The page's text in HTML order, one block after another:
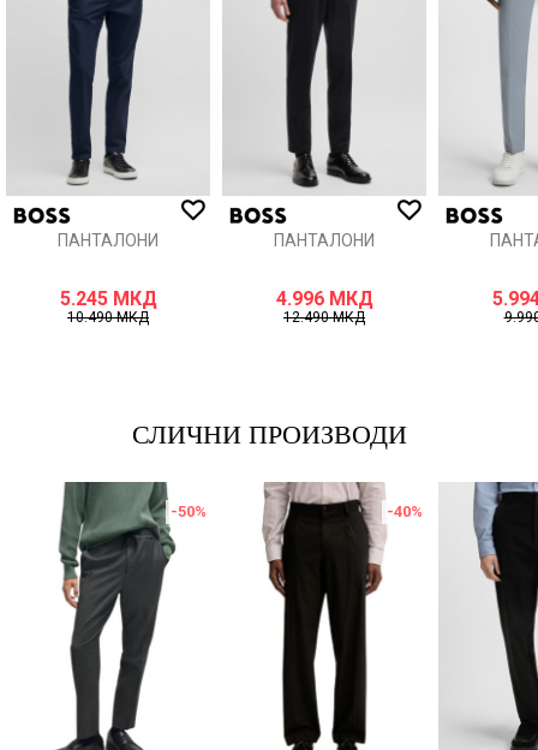
ИСПРАТИ
ПАНТАЛОНИ
5.245 МКД
10.490МКД
ПАНТАЛОНИ
4.996 МКД
12.490МКД
СЛИЧНИ ПРОИЗВОДИ
-50% -40%